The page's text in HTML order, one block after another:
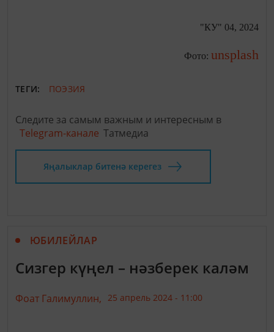
"КУ" 04, 2024
Фото: unsplash
ТЕГИ: ПОЭЗИЯ
Следите за самым важным и интересным в
Telegram-канале Татмедиа
Яңалыклар битенә керегез
ЮБИЛЕЙЛАР
Сизгер күңел – нәзберек каләм
Фоат Галимуллин, 25 апрель 2024 - 11:00